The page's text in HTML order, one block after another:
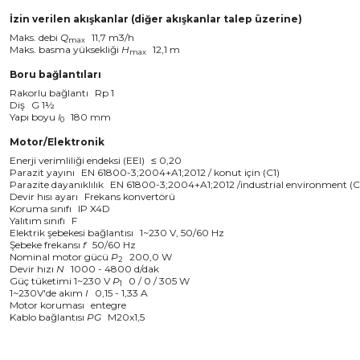
İzin verilen akışkanlar (diğer akışkanlar talep üzerine)
Maks. debi Qmax
11,7 m3/h
Maks. basma yüksekliği Hmax 12,1 m
Boru bağlantıları
Rakorlu bağlantı
Rp 1
Diş G 1½
Yapı boyu l0 180 mm
Motor/Elektronik
Enerji verimliliği endeksi (EEI) ≤ 0,20
Parazit yayını
EN 61800-3;2004+A1;2012 / konut için (C1)
Parazite dayanıklılık EN 61800-3;2004+A1;2012 /industrial environment
Devir hısı ayarı
Frekans konvertörü
Koruma sınıfı
IP X4D
Yalıtım sınıfı
F
Elektrik şebekesi bağlantısı 1~230 V, 50/60 Hz
Şebeke frekansı f 50/60 Hz
Nominal motor gücü P2
200,0 W
Devir hızı N 1000 - 4800 d/dak
Güç tüketimi 1~230 VP1
0 / 0 / 305 W
1~230V'de akım I 0,15 - 1,33 A
Motor koruması entegre
Kablo bağlantısı PG M20x1,5